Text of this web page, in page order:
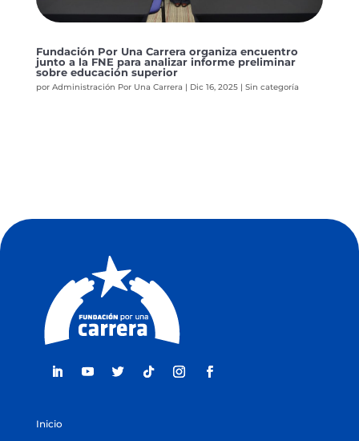
Fundación Por Una Carrera organiza encuentro
junto a la FNE para analizar informe preliminar
sobre educación superior
por Administración Por Una Carrera | Dic 16, 2025| Sin categoría
Inicio